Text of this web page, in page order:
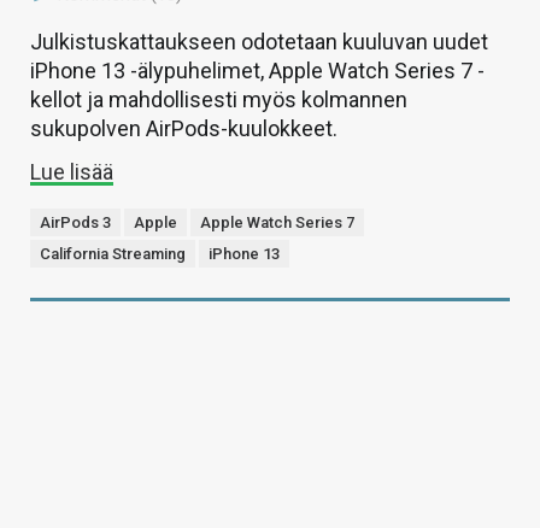
Julkistuskattaukseen odotetaan kuuluvan uudet
iPhone 13 -älypuhelimet, Apple Watch Series 7 -
kellot ja mahdollisesti myös kolmannen
sukupolven AirPods-kuulokkeet.
Lue lisää
AirPods 3 Apple
Apple Watch Series 7
California Streaming
iPhone 13